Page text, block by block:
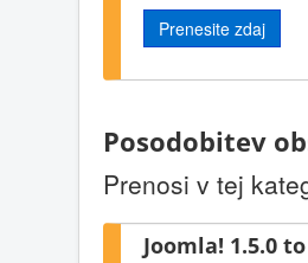
Prenesite zdaj
Posodobitev
Prenosi v tej
Joomla! 1.5.0